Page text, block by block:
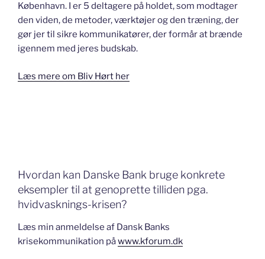
København. I er 5 deltagere på holdet, som modtager
den viden, de metoder, værktøjer og den træning, der
gør jer til sikre kommunikatører, der formår at brænde
igennem med jeres budskab.
Læs mere om Bliv Hørt her
Hvordan kan Danske Bank bruge konkrete
eksempler til at genoprette tilliden pga.
hvidvasknings-krisen?
Læs min anmeldelse af Dansk Banks
krisekommunikation påwww.kforum.dk